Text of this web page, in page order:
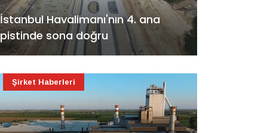
İstanbul Havalimanı'nın 4. ana
pistinde sona doğru
Şirket Haberleri